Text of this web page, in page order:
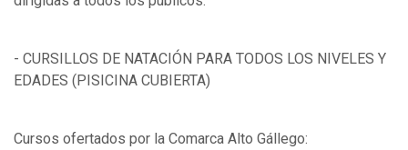
- CURSILLOS DE NATACIÓN PARA TODOS LOS NIVELES Y
EDADES (PISICINA CUBIERTA)
Cursos ofertados por la Comarca Alto Gállego: